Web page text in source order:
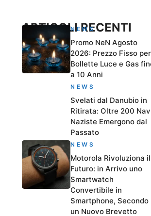
ARTICOLI RECENTI
NEWS
Promo NeN Agosto
2026: Prezzo Fisso per
Bollette Luce e Gas
a 10 Anni
NEWS
Svelati dal Danubio in
Ritirata: Oltre 200
Naziste Emergono dal
Passato
NEWS
Motorola Rivoluziona il
Futuro: in Arrivo uno
Smartwatch
Convertibile in
Smartphone, Secondo
un Nuovo Brevetto